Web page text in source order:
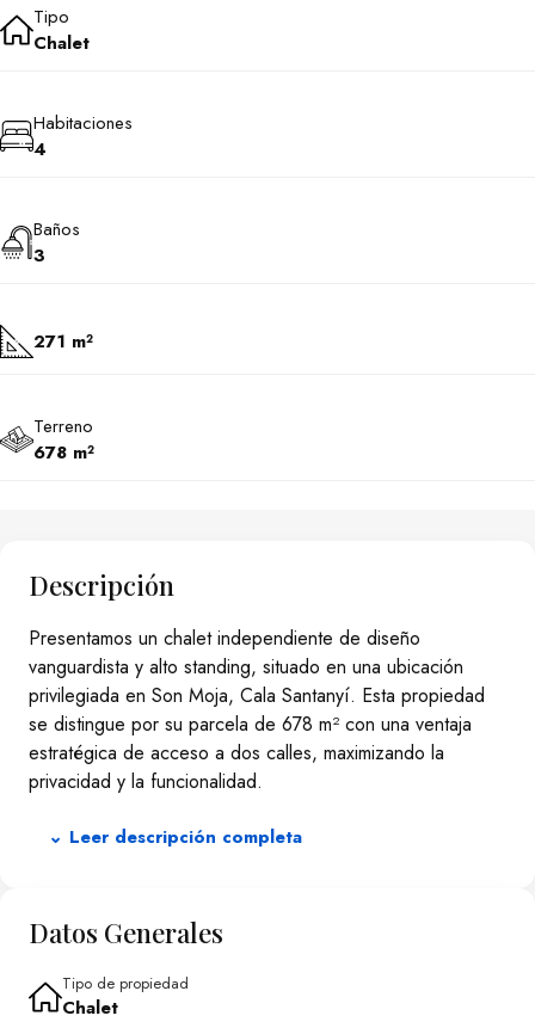
Tipo
Chalet
Habitaciones
4
Baños
3
271 m²
Terreno
678 m²
Descripción
Presentamos un chalet independiente de diseño
vanguardista y alto standing, situado en una ubicación
privilegiada en Son Moja, Cala Santanyí. Esta propiedad
se distingue por su parcela de 678 m² con una ventaja
estratégica de acceso a dos calles, maximizando la
privacidad y la funcionalidad.
distribuida en dos niveles, refleja un compromiso con la
una cocina de diseño completamente amueblada con
una suite principal que incluye vestidor y baño privado en
suite. Se complementa con un porche cubierto de 16 m².
⌄ Leer descripción completa
Datos Generales
Tipo de propiedad
Chalet